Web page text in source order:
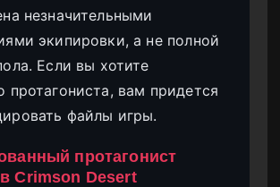
незначительными
экипировки, а не полной
Если вы хотите
протагониста, вам придется
файлы игры.
протагонист
Crimson Desert